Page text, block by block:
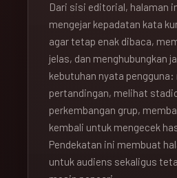
Dari sisi editorial, halaman
mengejar kepadatan kata
agar tetap enak dibaca,
jelas, dan menghubungkan
kebutuhan nyata
pertandingan, melihat
perkembangan grup,
kembali untuk mengecek
Pendekatan ini membuat
untuk audiens sekaligus